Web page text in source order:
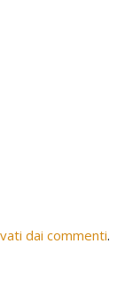
dai commenti.